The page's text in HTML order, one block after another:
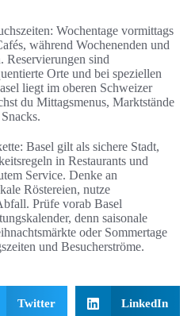
Wochentage vormittags
während Wochenenden und
Reservierungen sind
Orte und bei speziellen
liegt im oberen Schweizer
du Mittagsmenus, Marktstände
Basel gilt als sichere Stadt,
in Restaurants und
Service. Denke an
Röstereien, nutze
Prüfe vorab Basel
denn saisonale
oder Sommertage
und Besucherströme.
Twitter LinkedIn